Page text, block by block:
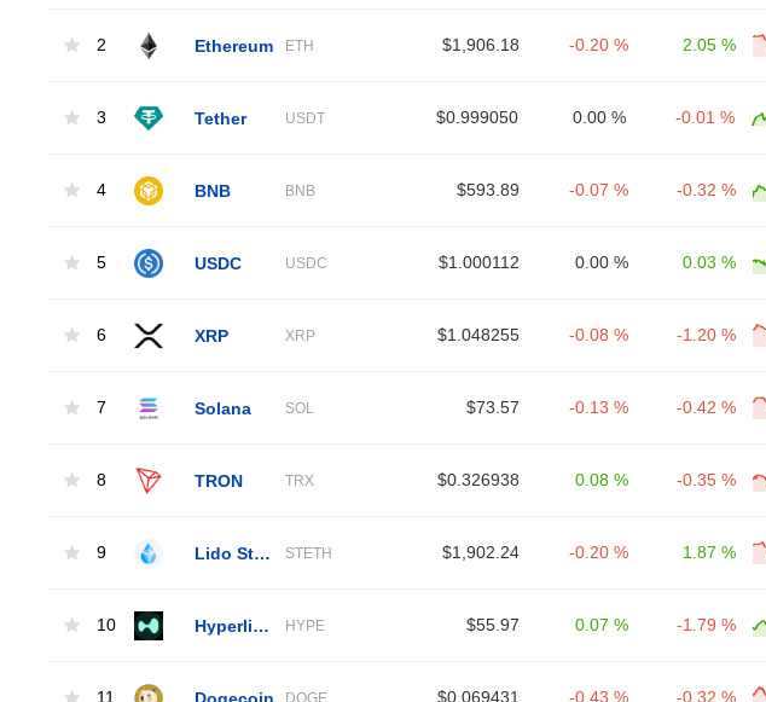
2 Ethereum ETH $1,906.18 -0.20 % 2.05 %
3 Tether USDT $0.999050 0.00 % -0.01 %
4 BNB BNB $593.89 -0.07 % -0.32 %
5 USDC USDC $1.000112 0.00 % 0.03 %
6 XRP XRP $1.048255 -0.08 % -1.20 %
7 Solana SOL $73.57 -0.13 % -0.42 %
8 TRON TRX $0.326938 0.08 % -0.35 %
9 STETH $1,902.24 -0.20 % 1.87 %
10 HYPE $55.97 0.07 % -1.79 %
11 Dogecoin DOGE $0.069431 -0.43 % -0.32 %